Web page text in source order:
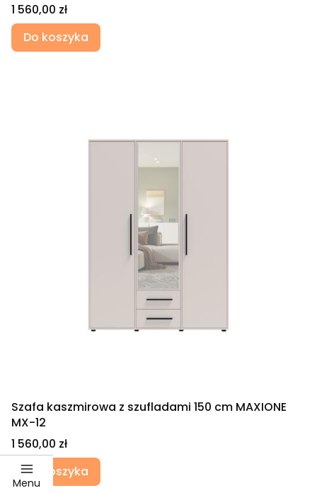
Cena
1 560,00 zł
Do koszyka
Szafa kaszmirowa z szufladami 150 cm MAXIONE
MX-12
Cena
1 560,00 zł
Do koszyka
Menu